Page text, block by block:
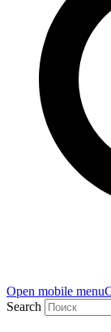
Open mobile menu
Search